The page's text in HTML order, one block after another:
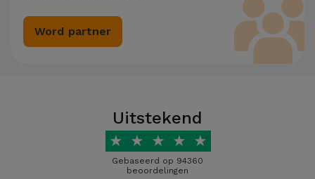
Word partner
Uitstekend
★ ★ ★ ★ ★
Gebaseerd op 94360
beoordelingen